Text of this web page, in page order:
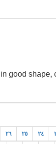
in good
٢٤ ٢٥ ٢٦